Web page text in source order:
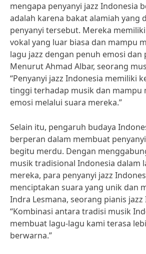
mengapa penyanyi jazz Indonesia
adalah karena bakat alamiah yang
penyanyi tersebut. Mereka
vokal yang luar biasa dan mampu
lagu jazz dengan penuh emosi dan
Menurut Ahmad Albar, seorang
“Penyanyi jazz Indonesia memiliki
tinggi terhadap musik dan mampu
emosi melalui suara mereka.”
Selain itu, pengaruh budaya
berperan dalam membuat
begitu merdu. Dengan
musik tradisional Indonesia dalam
mereka, para penyanyi jazz
menciptakan suara yang unik dan
Indra Lesmana, seorang pianis jazz
“Kombinasi antara tradisi musik
membuat lagu-lagu kami terasa
berwarna.”